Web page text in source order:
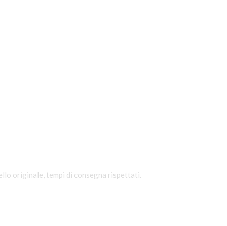
originale, tempi di consegna rispettati.